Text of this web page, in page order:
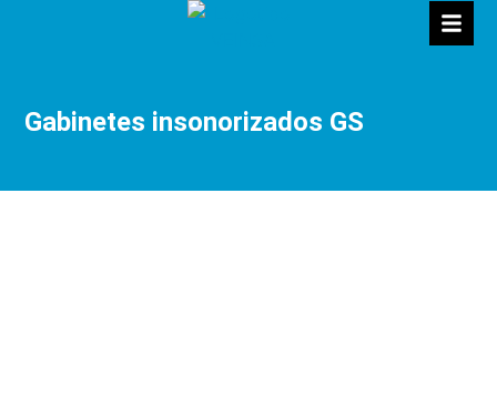
Gabinetes insonorizados GS